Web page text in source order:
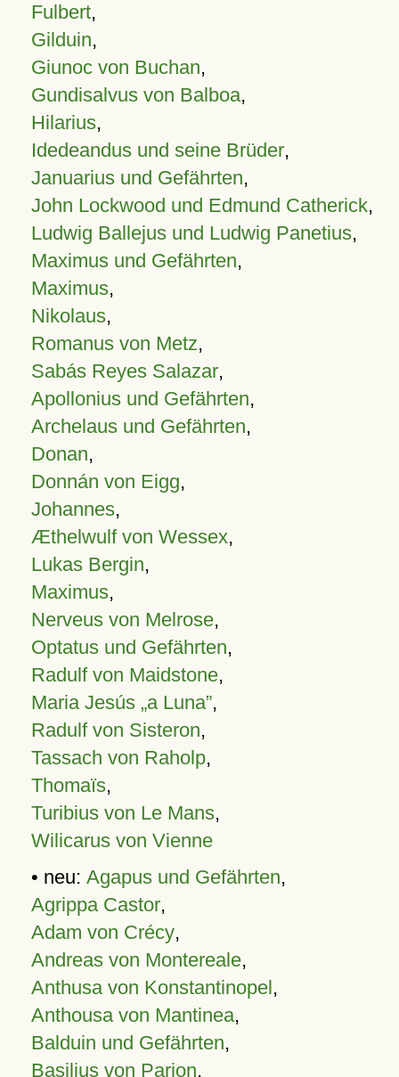
Fulbert,
Gilduin,
Giunoc von Buchan,
Gundisalvus von Balboa,
Hilarius,
Idedeandus und seine Brüder,
Januarius und Gefährten,
John Lockwood und Edmund Catherick,
Ludwig Ballejus und Ludwig Panetius,
Maximus und Gefährten,
Maximus,
Nikolaus,
Romanus von Metz,
Sabás Reyes Salazar,
Apollonius und Gefährten,
Archelaus und Gefährten,
Donan,
Donnán von Eigg,
Johannes,
Æthelwulf von Wessex,
Lukas Bergin,
Maximus,
Nerveus von Melrose,
Optatus und Gefährten,
Radulf von Maidstone,
Maria Jesús „a Luna”,
Radulf von Sisteron,
Tassach von Raholp,
Thomaïs,
Turibius von Le Mans,
Wilicarus von Vienne
• neu: Agapus und Gefährten,
Agrippa Castor,
Adam von Crécy,
Andreas von Montereale,
Anthusa von Konstantinopel,
Anthousa von Mantinea,
Balduin und Gefährten,
Basilius von Parion,